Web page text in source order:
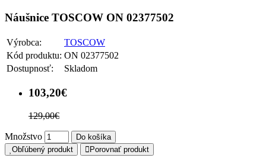
Náušnice TOSCOW ON 02377502
Výrobca:
TOSCOW
Kód produktu: ON 02377502
Dostupnosť:
Skladom
103,20€
129,00€
Množstvo
Do košíka
Obľúbený produkt
Porovnať produkt